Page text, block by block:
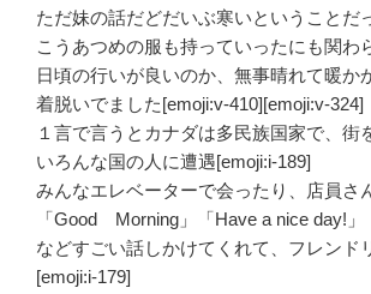
ただ妹の話だどだいぶ寒いということだ
こうあつめの服も持っていったにも関わ
日頃の行いが良いのか、無事晴れて暖か
着脱いでました[emoji:v-410][emoji:v-324]
１言で言うとカナダは多民族国家で、街
いろんな国の人に遭遇[emoji:i-189]
みんなエレベーターで会ったり、店員さ
「Good Morning」「Have a nice day!」
などすごい話しかけてくれて、フレンド
[emoji:i-179]